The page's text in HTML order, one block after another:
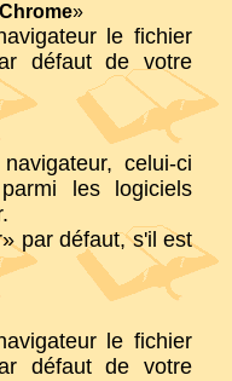
»
le fichier
défaut de votre
celui-ci
les logiciels
par défaut, s'il est
le fichier
défaut de votre